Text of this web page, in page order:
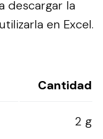
descargar la
en Excel.
Cantidad
2 g